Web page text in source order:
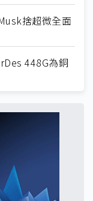
捨超微全面
448G為銅